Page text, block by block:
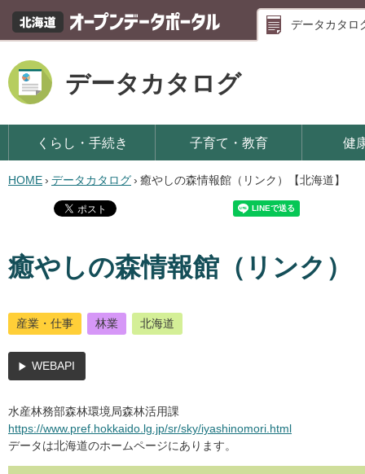
データカタロ
データカタログ
くらし・手続き 子育て・教育 健
HOME› データカタログ› 癒やしの森情報館（リンク）【北海道】
癒やしの森情報館（リンク）
産業・仕事 林業 北海道
WEBAPI
水産林務部森林環境局森林活用課
https://www.pref.hokkaido.lg.jp/sr/sky/iyashinomori.html
データは北海道のホームページにあります。